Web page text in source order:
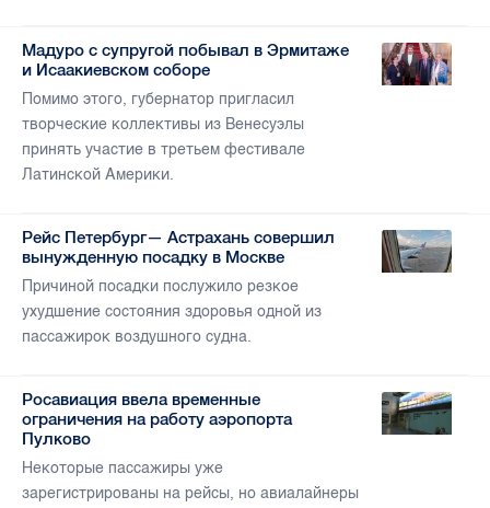
Мадуро с супругой побывал в Эрмитаже
и Исаакиевском соборе
Помимо этого, губернатор пригласил
творческие коллективы из Венесуэлы
принять участие в третьем фестивале
Латинской Америки.
Рейс Петербург— Астрахань совершил
вынужденную посадку в Москве
Причиной посадки послужило резкое
ухудшение состояния здоровья одной из
пассажирок воздушного судна.
Росавиация ввела временные
ограничения на работу аэропорта
Пулково
Некоторые пассажиры уже
зарегистрированы на рейсы, но авиалайнеры